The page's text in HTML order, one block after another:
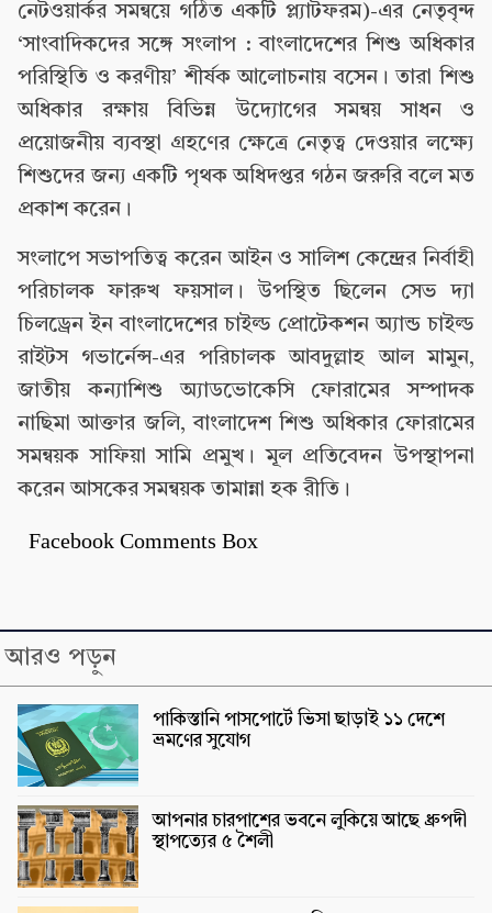
নেটওয়ার্কর সমন্বয়ে গঠিত একটি প্ল্যাটফরম)-এর নেতৃবৃন্দ
‘সাংবাদিকদের সঙ্গে সংলাপ : বাংলাদেশের শিশু অধিকার
পরিস্থিতি ও করণীয়’ শীর্ষক আলোচনায় বসেন। তারা শিশু
অধিকার রক্ষায় বিভিন্ন উদ্যোগের সমন্বয় সাধন ও
প্রয়োজনীয় ব্যবস্থা গ্রহণের ক্ষেত্রে নেতৃত্ব দেওয়ার লক্ষ্যে
শিশুদের জন্য একটি পৃথক অধিদপ্তর গঠন জরুরি বলে মত
প্রকাশ করেন।
সংলাপে সভাপতিত্ব করেন আইন ও সালিশ কেন্দ্রের নির্বাহী
পরিচালক ফারুখ ফয়সাল। উপস্থিত ছিলেন সেভ দ্যা
চিলড্রেন ইন বাংলাদেশের চাইল্ড প্রোটেকশন অ্যান্ড চাইল্ড
রাইটস গভার্নেন্স-এর পরিচালক আবদুল্লাহ আল মামুন,
জাতীয় কন্যাশিশু অ্যাডভোকেসি ফোরামের সম্পাদক
নাছিমা আক্তার জলি, বাংলাদেশ শিশু অধিকার ফোরামের
সমন্বয়ক সাফিয়া সামি প্রমুখ। মূল প্রতিবেদন উপস্থাপনা
করেন আসকের সমন্বয়ক তামান্না হক রীতি।
Facebook Comments Box
আরও পড়ুন
পাকিস্তানি পাসপোর্টে ভিসা ছাড়াই ১১ দেশে
ভ্রমণের সুযোগ
আপনার চারপাশের ভবনে লুকিয়ে আছে ধ্রুপদী
স্থাপত্যের ৫ শৈলী